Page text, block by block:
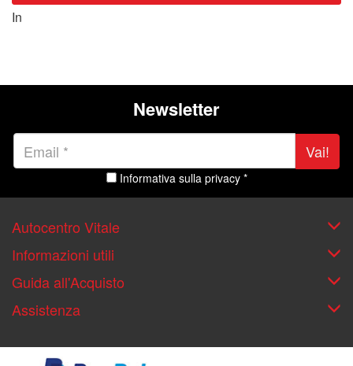
In
Newsletter
Vai!
Informativa sulla privacy *
Autocentro Vitale
Informazioni utili
Guida all'Acquisto
Assistenza